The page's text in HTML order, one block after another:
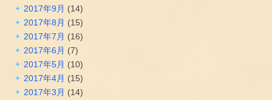
2017年9月 (14)
2017年8月 (15)
2017年7月 (16)
2017年6月 (7)
2017年5月 (10)
2017年4月 (15)
2017年3月 (14)